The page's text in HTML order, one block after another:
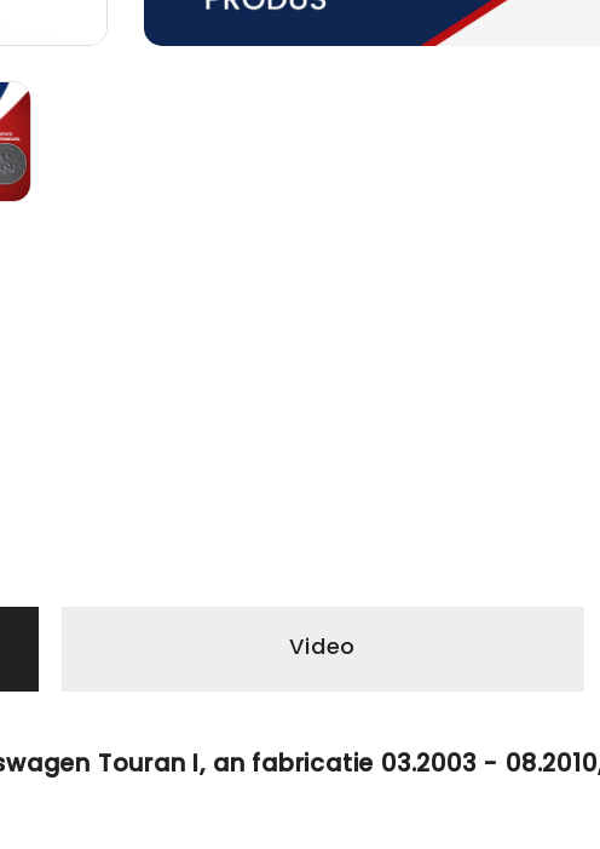
Touran I, an fabricatie 03.2003 -
Video